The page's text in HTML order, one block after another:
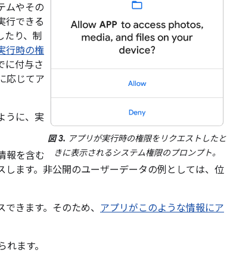
図 3. アプリが実行時の権限をリクエストしたと
きに表示されるシステム権限のプロンプト。
ムやその
行できる
たり、制
行時の権
に付与さ
応じてア
うに、実
報を含む
ます。非公開のユーザーデータの例としては、位
きます。そのため、 アプリがこのような情報にア
ます。